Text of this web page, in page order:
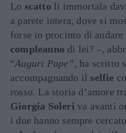
Lo scatto li immortala
a parete intera, dove si
forse in procinto di
compleanno di lei? –,
“Auguri Pape”, ha scritto
accompagnando il selfie
rosso. La storia d’amore
Giorgia Soleri va avanti
i due hanno sempre